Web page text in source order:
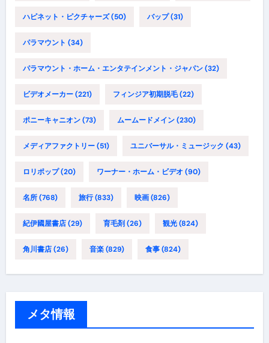
ハピネット・ピクチャーズ(50) バップ(31)
パラマウント (34)
パラマウント・ホーム・エンタテインメント・ジャパン(32)
ビデオメーカー(221) フィンジア初期脱毛(22)
ポニーキャニオン(73) ムームードメイン(230)
メディアファクトリー(51) ユニバーサル・ミュージック (43)
ロリポップ(20) ワーナー・ホーム・ビデオ (90)
名所(768) 旅行(833) 映画(826)
紀伊國屋書店(29) 育毛剤 (26) 観光(824)
角川書店(26) 音楽(829) 食事(824)
メタ情報